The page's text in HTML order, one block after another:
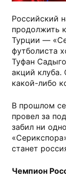
Российский
продолжить
Турции —
футболиста
Туфан
акций клуба.
какой-либо
В прошлом
провел за
забил ни
станет
Чемпион